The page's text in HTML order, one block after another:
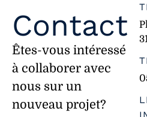
Contact
Êtes-vous intéressé
à collaborer avec
nous sur un
nouveau projet?